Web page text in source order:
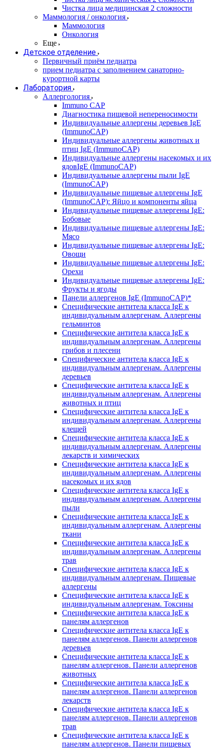
Чистка лица медицинская 2 сложности
Маммология / онкология
Маммология
Онкология
Еще
Детское отделение
Первичный приём педиатра
прием педиатра с заполнением санаторно-
курортной карты
Лаборатория
Аллергология
Immuno CAP
Диагностика пищевой непереносимости
Индивидуальные аллергены деревьев IgE
(ImmunoCAP)
Индивидуальные аллергены животных и
птиц IgE (ImmunoCAP)
Индивидуальные аллергены насекомых и их
ядовIgE (ImmunoCAP)
Индивидуальные аллергены пыли IgE
(ImmunoCAP)
Индивидуальные пищевые аллергены IgE
(ImmunoCAP): Яйцо и компоненты яйца
Индивидуальные пищевые аллергены IgE:
Бобовые
Индивидуальные пищевые аллергены IgE:
Мясо
Индивидуальные пищевые аллергены IgE:
Овощи
Индивидуальные пищевые аллергены IgE:
Орехи
Индивидуальные пищевые аллергены IgE:
Фрукты и ягоды
Панели аллергенов IgE (ImmunoCAP)*
Специфические антитела класса IgE к
индивидуальным аллергенам. Аллергены
гельминтов
Специфические антитела класса IgE к
индивидуальным аллергенам. Аллергены
грибов и плесени
Специфические антитела класса IgE к
индивидуальным аллергенам. Аллергены
деревьев
Специфические антитела класса IgE к
индивидуальным аллергенам. Аллергены
животных и птиц
Специфические антитела класса IgE к
индивидуальным аллергенам. Аллергены
клещей
Специфические антитела класса IgE к
индивидуальным аллергенам. Аллергены
лекарств и химических
Специфические антитела класса IgE к
индивидуальным аллергенам. Аллергены
насекомых и их ядов
Специфические антитела класса IgE к
индивидуальным аллергенам. Аллергены
пыли
Специфические антитела класса IgE к
индивидуальным аллергенам. Аллергены
ткани
Специфические антитела класса IgE к
индивидуальным аллергенам. Аллергены
трав
Специфические антитела класса IgE к
индивидуальным аллергенам. Пищевые
аллергены
Специфические антитела класса IgE к
индивидуальным аллергенам. Токсины
Специфические антитела класса IgE к
панелям аллергенов
Специфические антитела класса IgE к
панелям аллергенов. Панели аллергенов
деревьев
Специфические антитела класса IgE к
панелям аллергенов. Панели аллергенов
животных
Специфические антитела класса IgE к
панелям аллергенов. Панели аллергенов
лекарств
Специфические антитела класса IgE к
панелям аллергенов. Панели аллергенов
трав
Специфические антитела класса IgE к
панелям аллергенов. Панели пищевых